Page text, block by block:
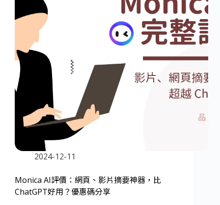
2024-12-11
Monica AI評價：網頁、影片摘要神器，比
ChatGPT好用？優惠碼分享